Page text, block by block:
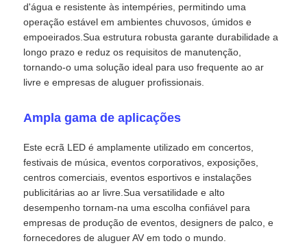
Ecrã LED SMD
Painel de exibição LED exterior
outdoor led ao ar livre
d'água e resistente às intempéries, permitindo uma
operação estável em ambientes chuvosos, úmidos e
empoeirados.Sua estrutura robusta garante durabilidade a
longo prazo e reduz os requisitos de manutenção,
tornando-o uma solução ideal para uso frequente ao ar
livre e empresas de aluguer profissionais.
Ampla gama de aplicações
Este ecrã LED é amplamente utilizado em concertos,
festivais de música, eventos corporativos, exposições,
centros comerciais, eventos esportivos e instalações
publicitárias ao ar livre.Sua versatilidade e alto
desempenho tornam-na uma escolha confiável para
empresas de produção de eventos, designers de palco, e
fornecedores de aluguer AV em todo o mundo.